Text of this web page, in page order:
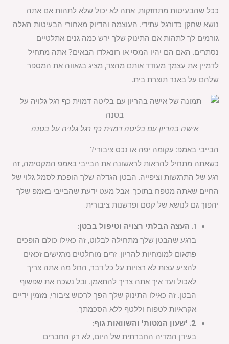
ככל שהבעיטות מתחזקות, אתה לא יכול שלא לתהות אם אתה
נושא שחקן כדורגל עתידי. העוצמה והדיוק מאחורי הבעיטות האלה
גורמים לך לתהות אם התינוק שלך ירש כמה גנים אתלטיים
נסתרים. האם הם יהיו המסי או רונאלדו הבאים? אתה מתחיל
לדמיין את עצמך מעודד אותם מהצד, מציג בגאווה את המספר
שלהם על באנר תוצרת בית.
אישה בהריון עם בליטה דמוית כף רגל גלויה על בטנה
הבייבי באמפ: עקומה יפה או נכס ציבורי?
כשאתה מתחיל להראות לראשונה את הבייבי באמפ המקסימה, זה
רגע של התרגשות וציפייה. הבטן הגדלה שלך הופכת לסמל גלוי של
החיים שאתה מטפח בתוכך. אבל מעט ידעת שהבייבי באמפ שלך
יהפוך גם לנושא של קסם ופרשנות ציבורית.
1. העצה הבלתי רצויה וטיפול בבטן:
ברגע שהבטן שלך מתחילה לבלוט, זה כאילו כולם הופכים
פתאום למומחיות להריון. זרים מוחלטים מרגישים זכאים
להציע עצות לא רצויות על כל דבר, החל מה אתה צריך
לאכול ועד איך אתה צריך להתאמן. ובל נשכח את שפשוף
הבטן. זה כאילו התינוק שלך הפך לרכוש ציבורי, מזמין ידיים
אקראיות לטפוח וללטף ללא הסכמתך.
2. 'שעון המטות' והשוואות גוף:
בעידן המדיה החברתית של היום, לא רק החברים